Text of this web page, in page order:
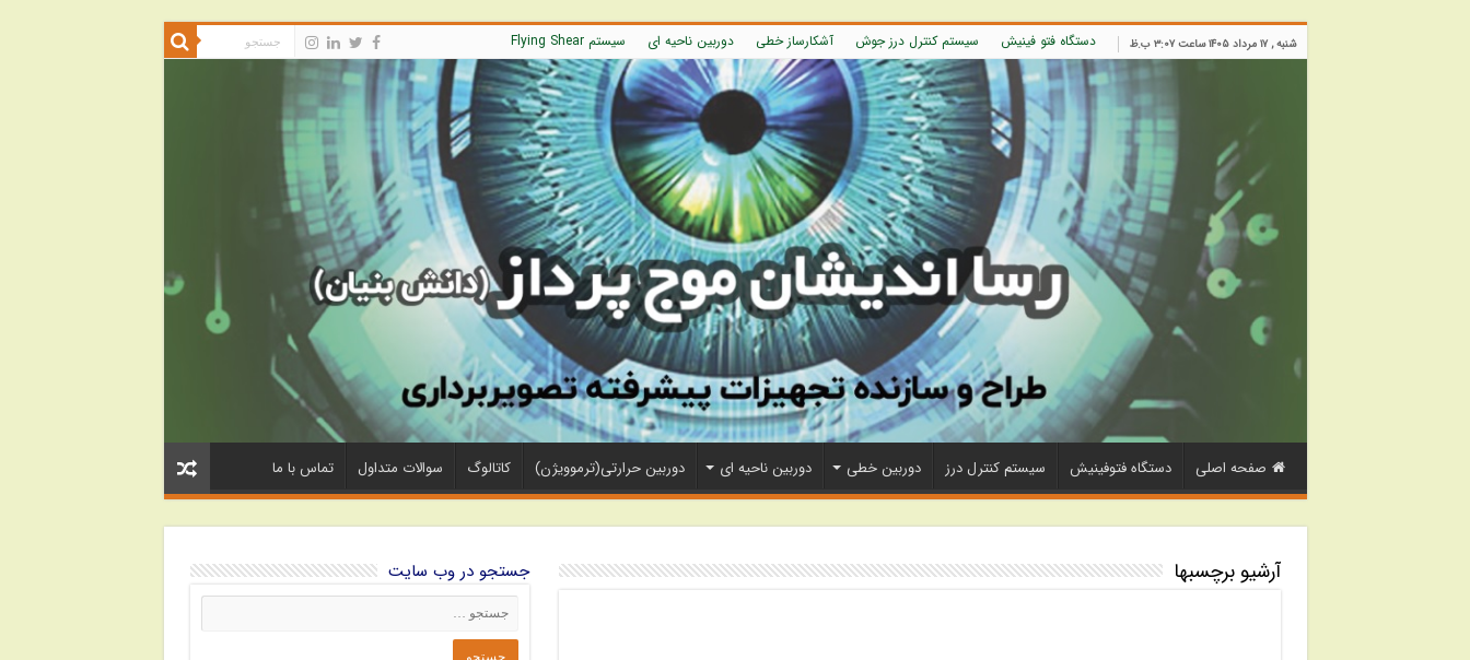
شنبه , ۱۷ مرداد ۱۴۰۵ ساعت ۳:۰۷ ب.ظ دستگاه فتو فینیش سیستم کنترل درز جوش آشکارساز خطی دوربین ناحیه ای سیستم Flying Shear
صفحه اصلی دستگاه فتوفینیش سیستم کنترل درز دوربین خطی دوربین ناحیه ای دوربین حرارتی(ترموویژن) کاتالوگ سوالات متداول تماس با ما
آرشیو برچسبها جستجو در وب سایت